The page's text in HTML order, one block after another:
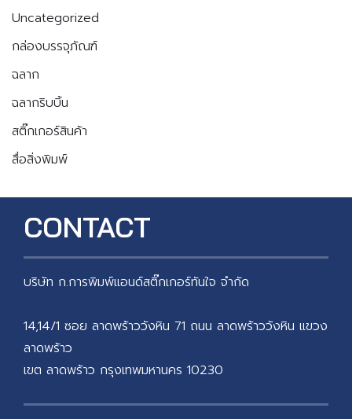
Uncategorized
กล่องบรรจุภัณฑ์
ฉลาก
ฉลากริบบิ้น
สติ๊กเกอร์สินค้า
สื่อสิ่งพิมพ์
CONTACT
บริษัท ก.การพิมพ์แอนด์สติ๊กเกอร์ทันใจ จำกัด
14,14/1 ซอย ลาดพร้าววังหิน 71 ถนน ลาดพร้าววังหิน แขวง
ลาดพร้าว
เขต ลาดพร้าว กรุงเทพมหานคร 10230